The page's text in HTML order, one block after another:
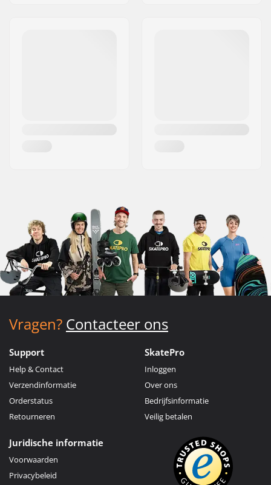
Vragen? Contacteer ons
Support
Help & Contact
Verzendinformatie
Orderstatus
Retourneren
SkatePro
Inloggen
Over ons
Bedrijfsinformatie
Veilig betalen
Juridische informatie
Voorwaarden
Privacybeleid